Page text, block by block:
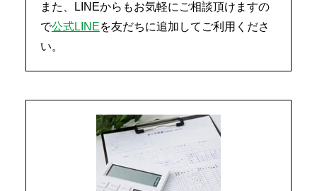
また、LINEからもお気軽にご相談頂けますの
で公式LINEを友だちに追加してご利用くださ
い。